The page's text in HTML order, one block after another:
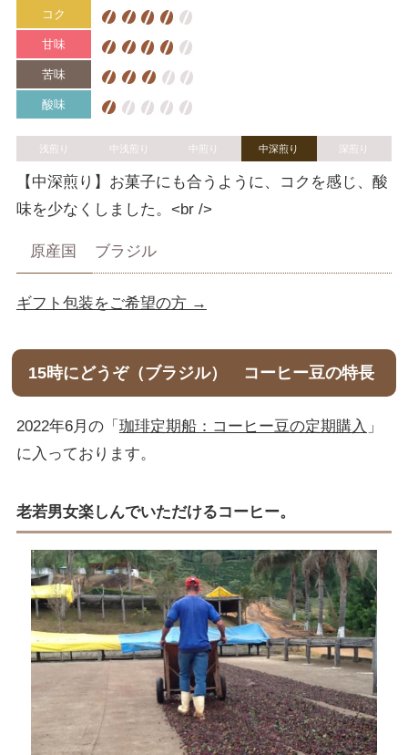
コク
甘味
苦味
酸味
浅煎り 中浅煎り 中煎り 中深煎り 深煎り
【中深煎り】お菓子にも合うように、コクを感じ、酸
味を少なくしました。<br />
原産国 ブラジル
ギフト包装をご希望の方 →
15時にどうぞ（ブラジル） コーヒー豆の特長
2022年6月の「 珈琲定期船：コーヒー豆の定期購入 」
に入っております。
老若男女楽しんでいただけるコーヒー。